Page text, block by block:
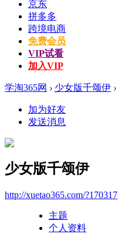
京东
拼多多
跨境电商
免费会员
VIP试看
加入VIP
学淘365网 › 少女版千颂伊 ›
加为好友
发送消息
少女版千颂伊
http://xuetao365.com/?170317
主题
个人资料